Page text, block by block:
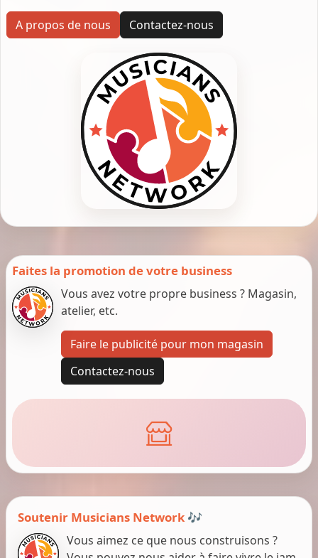
A propos de nous Contactez-nous
Faites la promotion de votre business
Vous avez votre propre business ? Magasin,
atelier, etc.
Faire le publicité pour mon magasin
Contactez-nous
Soutenir Musicians Network 🎶
Vous aimez ce que nous construisons ?